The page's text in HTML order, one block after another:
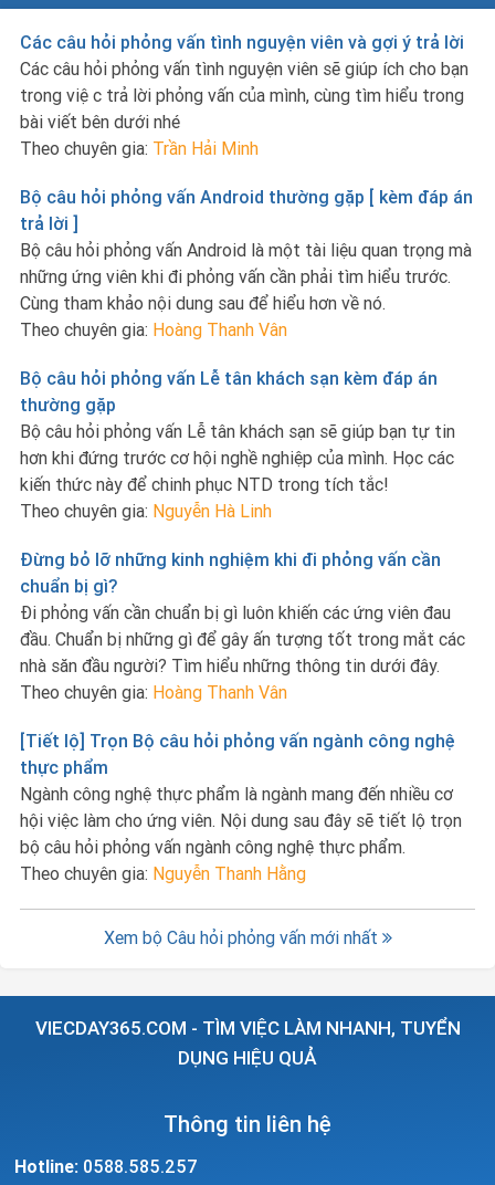
Các câu hỏi phỏng vấn tình nguyện viên và gợi ý trả lời
Các câu hỏi phỏng vấn tình nguyện viên sẽ giúp ích cho bạn
trong việc trả lời phỏng vấn của mình, cùng tìm hiểu trong
bài viết bên dưới nhé
Theo chuyên gia: Trần Hải Minh
Bộ câu hỏi phỏng vấn Android thường gặp [ kèm đáp án
trả lời ]
Bộ câu hỏi phỏng vấn Android là một tài liệu quan trọng mà
những ứng viên khi đi phỏng vấn cần phải tìm hiểu trước.
Cùng tham khảo nội dung sau để hiểu hơn về nó.
Theo chuyên gia: Hoàng Thanh Vân
Bộ câu hỏi phỏng vấn Lễ tân khách sạn kèm đáp án
thường gặp
Bộ câu hỏi phỏng vấn Lễ tân khách sạn sẽ giúp bạn tự tin
hơn khi đứng trước cơ hội nghề nghiệp của mình. Học các
kiến thức này để chinh phục NTD trong tích tắc!
Theo chuyên gia: Nguyễn Hà Linh
Đừng bỏ lỡ những kinh nghiệm khi đi phỏng vấn cần
chuẩn bị gì?
Đi phỏng vấn cần chuẩn bị gì luôn khiến các ứng viên đau
đầu. Chuẩn bị những gì để gây ấn tượng tốt trong mắt các
nhà săn đầu người? Tìm hiểu những thông tin dưới đây.
Theo chuyên gia: Hoàng Thanh Vân
[Tiết lộ] Trọn Bộ câu hỏi phỏng vấn ngành công nghệ
thực phẩm
Ngành công nghệ thực phẩm là ngành mang đến nhiều cơ
hội việc làm cho ứng viên. Nội dung sau đây sẽ tiết lộ trọn
bộ câu hỏi phỏng vấn ngành công nghệ thực phẩm.
Theo chuyên gia: Nguyễn Thanh Hằng
Xem bộ Câu hỏi phỏng vấn mới nhất
VIECDAY365.COM - TÌM VIỆC LÀM NHANH, TUYỂN
DỤNG HIỆU QUẢ
Thông tin liên hệ
Hotline: 0588.585.257